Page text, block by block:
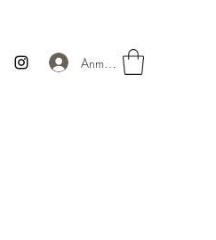
Anmelden